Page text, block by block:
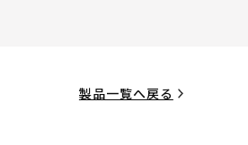
製品一覧へ戻る